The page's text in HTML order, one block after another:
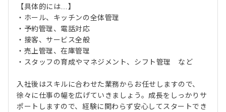
【具体的には…】
・ホール、キッチンの全体管理
・予約管理、電話対応
・接客、サービス全般
・売上管理、在庫管理
・スタッフの育成やマネジメント、シフト管理 など
入社後はスキルに合わせた業務からお任せしますので、
徐々に仕事の幅を広げていきましょう。成長をしっかりサ
ポートしますので、経験に関わらず安心してスタートでき